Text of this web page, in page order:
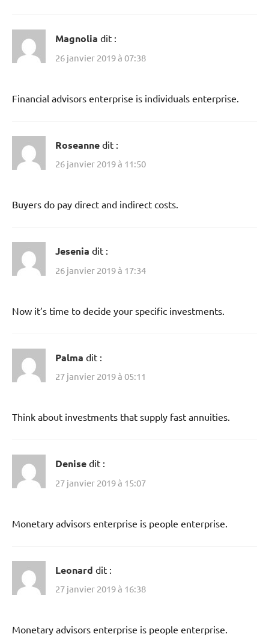
Magnolia dit :
26 janvier 2019 à 07:38
Financial advisors enterprise is individuals enterprise.
Roseanne dit :
26 janvier 2019 à 11:50
Buyers do pay direct and indirect costs.
Jesenia dit :
26 janvier 2019 à 17:34
Now it’s time to decide your specific investments.
Palma dit :
27 janvier 2019 à 05:11
Think about investments that supply fast annuities.
Denise dit :
27 janvier 2019 à 15:07
Monetary advisors enterprise is people enterprise.
Leonard dit :
27 janvier 2019 à 16:38
Monetary advisors enterprise is people enterprise.